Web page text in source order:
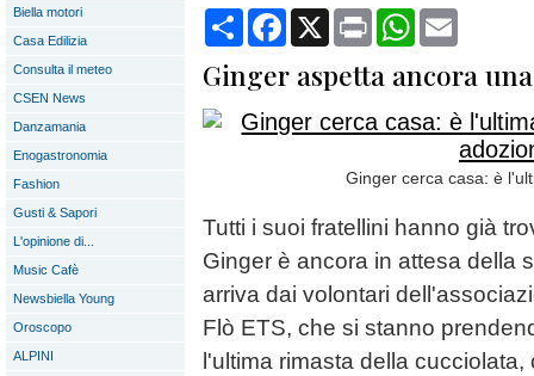
Biella motori
Casa Edilizia
Consulta il meteo
CSEN News
Danzamania
Enogastronomia
Fashion
Gusti & Sapori
L'opinione di...
Music Cafè
Newsbiella Young
Oroscopo
ALPINI
CondividiFacebook
X Print WhatsApp
Ginger aspetta ancora
Ginger cerca casa: è
Tutti i suoi fratellini hanno già
Ginger è ancora in attesa della
arriva dai volontari
Flò ETS, che si stanno
l'ultima rimasta della